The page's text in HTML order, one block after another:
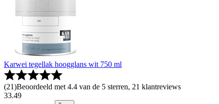
Karwei tegellak hoogglans wit 750 ml
(21)Beoordeeld met 4.4 van de 5 sterren, 21 klantreviews
33.49